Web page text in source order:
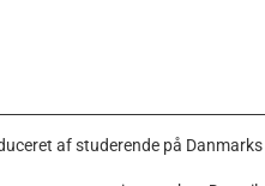
af studerende på